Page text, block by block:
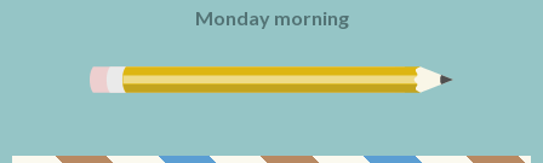
Monday morning